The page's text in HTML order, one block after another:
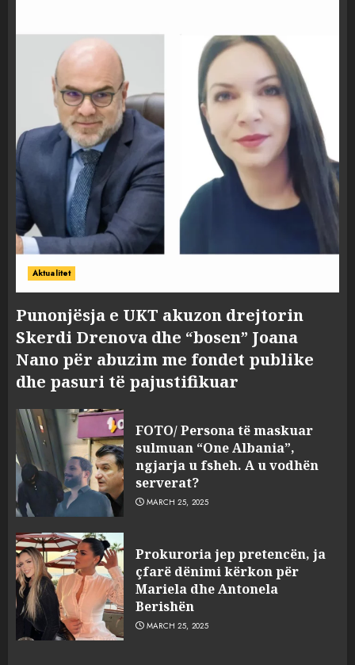
Aktualitet
Punonjësja e UKT akuzon drejtorin
Skerdi Drenova dhe “bosen” Joana
Nano për abuzim me fondet publike
dhe pasuri të pajustifikuar
FOTO/ Persona të maskuar
sulmuan “One Albania”,
ngjarja u fsheh. A u vodhën
serverat?
MARCH 25, 2025
Prokuroria jep pretencën, ja
çfarë dënimi kërkon për
Mariela dhe Antonela
Berishën
MARCH 25, 2025